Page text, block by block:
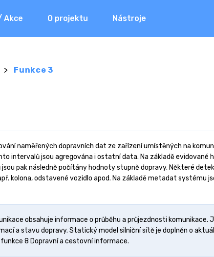
Akce O projektu Nástroje
> Funkce 3
naměřených dopravních dat ze zařízení umístěných na
intervalů jsou agregována i ostatní data. Na základě
jsou pak následně počítány hodnoty stupně dopravy. Některé
kolona, odstavené vozidlo apod. Na základě metadat systému
obsahuje informace o průběhu a průjezdnosti komunikace.
a stavu dopravy. Statický model silniční sítě je doplněn o
8 Dopravní a cestovní informace.